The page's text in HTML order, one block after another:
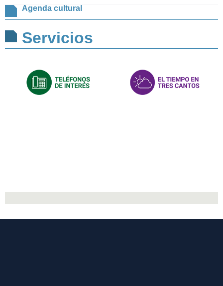
Agenda cultural
Servicios